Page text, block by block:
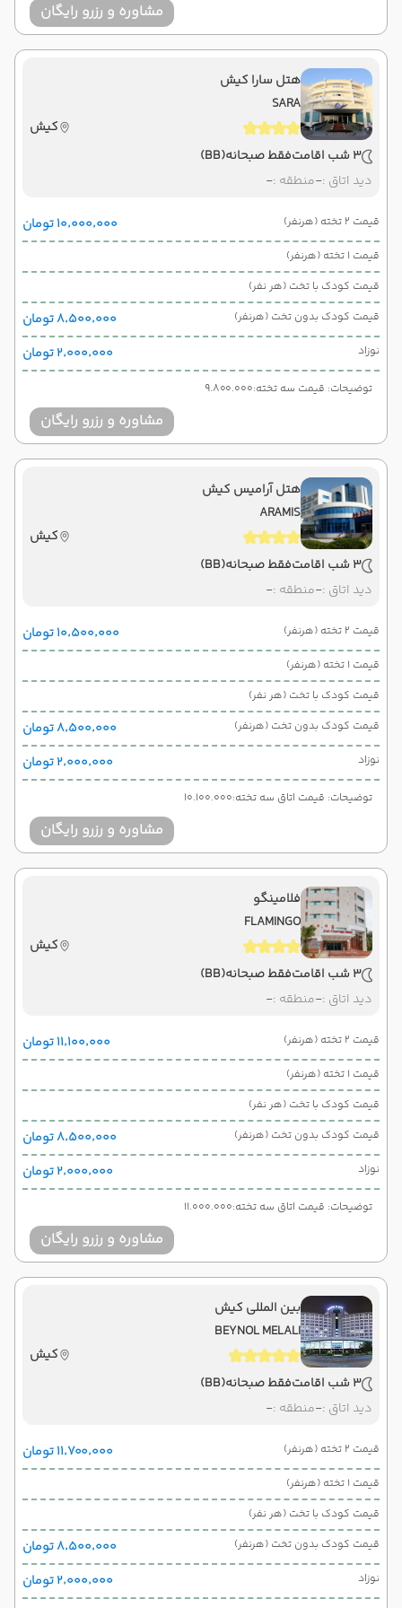
مشاوره و رزرو رایگان
هتل سارا کیش
SARA
کیش
3 شب اقامت
فقط صبحانه(BB)
دید اتاق :-منطقه :-
قیمت 2 تخته (هرنفر) ۱۰٬۰۰۰٬۰۰۰ تومان
قیمت 1 تخته (هرنفر)
قیمت کودک با تخت (هر نفر)
قیمت کودک بدون تخت (هرنفر)
۸٬۵۰۰٬۰۰۰ تومان
نوزاد ۲٬۰۰۰٬۰۰۰ تومان
توضیحات: قیمت سه تخته:9.800.000
مشاوره و رزرو رایگان
هتل آرامیس کیش
ARAMIS
کیش
3 شب اقامت
فقط صبحانه(BB)
دید اتاق :-منطقه :-
قیمت 2 تخته (هرنفر) ۱۰٬۵۰۰٬۰۰۰ تومان
قیمت 1 تخته (هرنفر)
قیمت کودک با تخت (هر نفر)
قیمت کودک بدون تخت (هرنفر)
۸٬۵۰۰٬۰۰۰ تومان
نوزاد ۲٬۰۰۰٬۰۰۰ تومان
توضیحات: قیمت اتاق سه تخته:10.100.000
مشاوره و رزرو رایگان
فلامینگو
FLAMINGO
کیش
3 شب اقامت
فقط صبحانه(BB)
دید اتاق :-منطقه :-
قیمت 2 تخته (هرنفر) ۱۱٬۱۰۰٬۰۰۰ تومان
قیمت 1 تخته (هرنفر)
قیمت کودک با تخت (هر نفر)
قیمت کودک بدون تخت (هرنفر)
۸٬۵۰۰٬۰۰۰ تومان
نوزاد ۲٬۰۰۰٬۰۰۰ تومان
توضیحات: قیمت اتاق سه تخته:11.000.000
مشاوره و رزرو رایگان
بین المللی کیش
BEYNOL MELALI
کیش
3 شب اقامت
فقط صبحانه(BB)
دید اتاق :-منطقه :-
قیمت 2 تخته (هرنفر) ۱۱٬۷۰۰٬۰۰۰ تومان
قیمت 1 تخته (هرنفر)
قیمت کودک با تخت (هر نفر)
قیمت کودک بدون تخت (هرنفر)
۸٬۵۰۰٬۰۰۰ تومان
نوزاد ۲٬۰۰۰٬۰۰۰ تومان